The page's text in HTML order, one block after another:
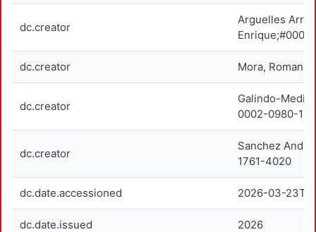
dc.creator
Arguelles
dc.creator Mora, Roman;
dc.creator
Galindo-
0002-0980-
dc.creator
Sanchez
1761-4020
dc.date.accessioned 2026-03-
dc.date.issued 2026